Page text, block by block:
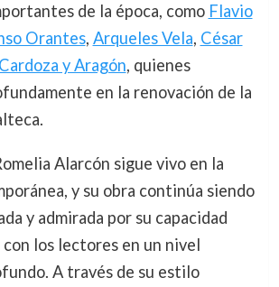
de la época, como Flavio
Orantes, Arqueles Vela, César
y Aragón, quienes
en la renovación de la
Alarcón sigue vivo en la
y su obra continúa siendo
y admirada por su capacidad
los lectores en un nivel
A través de su estilo